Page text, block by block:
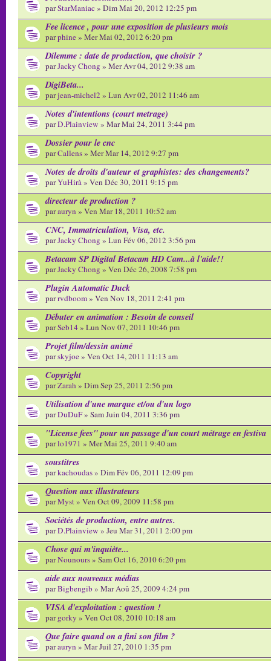
parStarManiac» Dim Mai 20, 2012 12:25 pm
Fee licence , pour une exposition de plusieurs mois
parphine» Mer Mai 02, 2012 6:20 pm
Dilemme : date de production, que choisir ?
parJacky Chong » Mer Avr 04, 2012 9:38 am
DigiBeta...
parjean-michel2 » Lun Avr 02, 2012 11:46 am
Notes d'intentions (court metrage)
parD.Plainview » Mar Mai 24, 2011 3:44 pm
Dossier pour le cnc
parCallens» Mer Mar 14, 2012 9:27 pm
Notes de droits d'auteur et graphistes: des changements?
parYuHirà» Ven Déc 30, 2011 9:15 pm
directeur de production ?
parauryn » Ven Mar 18, 2011 10:52 am
CNC, Immatriculation, Visa, etc.
parJacky Chong » Lun Fév 06, 2012 3:56 pm
Betacam SP Digital Betacam HD Cam...à l'aide!!
parJacky Chong » Ven Déc 26, 2008 7:58 pm
Plugin Automatic Duck
parrvdboom» Ven Nov 18, 2011 2:41 pm
Débuter en animation : Besoin de conseil
parSeb14» Lun Nov 07, 2011 10:46 pm
Projet film/dessin animé
parskyjoe» Ven Oct 14, 2011 11:13 am
Copyright
parZarah» Dim Sep 25, 2011 2:56 pm
Utilisation d'une marque et/ou d'un logo
parDuDuF» Sam Juin 04, 2011 3:36 pm
"License fees" pour un passage d'un court métrage en festiva
parlo1971 » Mer Mai 25, 2011 9:40 am
soustitres
parkachoudas» Dim Fév 06, 2011 12:09 pm
Question aux illustrateurs
parMyst» Ven Oct 09, 2009 11:58 pm
Sociétés de production, entre autres.
parD.Plainview » Jeu Mar 31, 2011 2:00 pm
Chose qui m'inquiète...
parNounours» Sam Oct 16, 2010 6:20 pm
aide aux nouveaux médias
parBigbengib » Mar Aoû 25, 2009 4:24 pm
VISA d'exploitation : question !
pargorky » Ven Oct 08, 2010 10:18 am
Que faire quand on a fini son film ?
parauryn » Mar Juil 27, 2010 1:35 pm